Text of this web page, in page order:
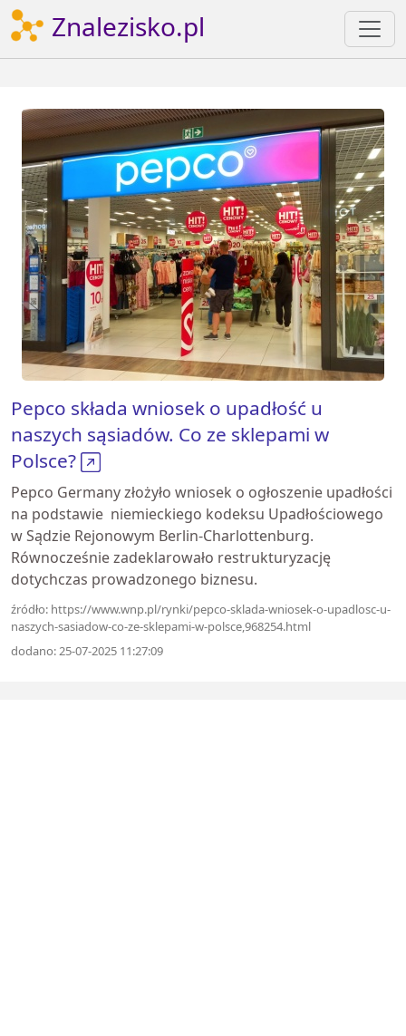
Znalezisko.pl
Pepco składa wniosek o upadłość u
naszych sąsiadów. Co ze sklepami w
Polsce?
Pepco Germany złożyło wniosek o ogłoszenie upadłości
na podstawie niemieckiego kodeksu Upadłościowego
w Sądzie Rejonowym Berlin-Charlottenburg.
Równocześnie zadeklarowało restrukturyzację
dotychczas prowadzonego biznesu.
źródło: https://www.wnp.pl/rynki/pepco-sklada-wniosek-o-upadlosc-u-
naszych-sasiadow-co-ze-sklepami-w-polsce,968254.html
dodano: 25-07-2025 11:27:09